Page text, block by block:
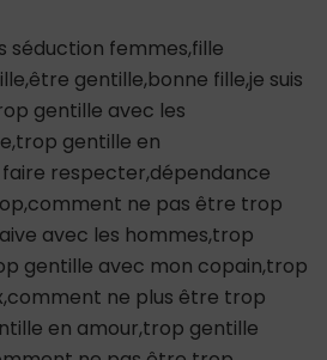
séduction femmes,fille
gentille,bonne fille,je suis
gentille avec les
gentille en
respecter,dépendance
ne pas être trop
avec les hommes,trop
gentille avec mon copain,trop
ne plus être trop
en amour,trop gentille